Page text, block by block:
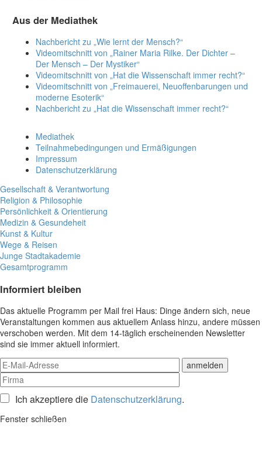
Aus der Mediathek
Nachbericht zu „Wie lernt der Mensch?“
Videomitschnitt von „Rainer Maria Rilke. Der Dichter –
Der Mensch – Der Mystiker“
Videomitschnitt von „Hat die Wissenschaft immer recht?“
Videomitschnitt von „Freimauerei, Neuoffenbarungen und
moderne Esoterik“
Nachbericht zu „Hat die Wissenschaft immer recht?“
Mediathek
Teilnahmebedingungen und Ermäßigungen
Impressum
Datenschutzerklärung
Gesellschaft & Verantwortung
Religion & Philosophie
Persönlichkeit & Orientierung
Medizin & Gesundeheit
Kunst & Kultur
Wege & Reisen
Junge Stadtakademie
Gesamtprogramm
Informiert bleiben
Das aktuelle Programm per Mail frei Haus: Dinge ändern sich, neue
Veranstaltungen kommen aus aktuellem Anlass hinzu, andere müssen
verschoben werden. Mit dem 14-täglich erscheinenden Newsletter
sind sie immer aktuell informiert.
Ich akzeptiere die Datenschutzerklärung.
Fenster schließen